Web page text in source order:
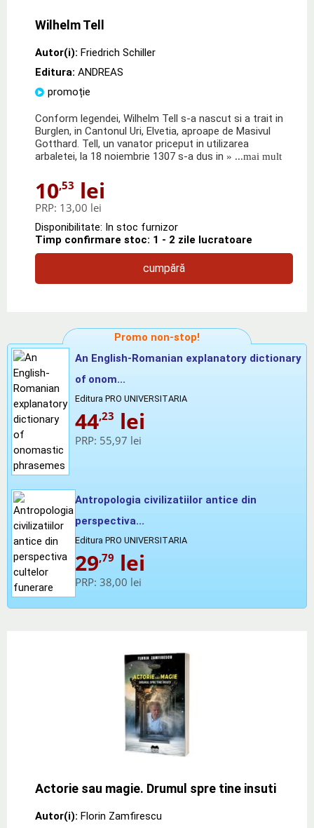
Wilhelm Tell
Autor(i): Friedrich Schiller
Editura: ANDREAS
promoție
Conform legendei, Wilhelm Tell s-a nascut si a trait in
Burglen, in Cantonul Uri, Elvetia, aproape de Masivul
Gotthard. Tell, un vanator priceput in utilizarea
arbaletei, la 18 noiembrie 1307 s-a dus in » ...mai mult
10,53 lei
PRP: 13,00 lei
Disponibilitate: In stoc furnizor
Timp confirmare stoc: 1 - 2 zile lucratoare
cumpără
Promo non-stop!
An English-Romanian explanatory dictionary
of onom...
Editura PRO UNIVERSITARIA
44,23 lei
PRP: 55,97 lei
Antropologia civilizatiilor antice din
perspectiva...
Editura PRO UNIVERSITARIA
29,79 lei
PRP: 38,00 lei
Actorie sau magie. Drumul spre tine insuti
Autor(i): Florin Zamfirescu